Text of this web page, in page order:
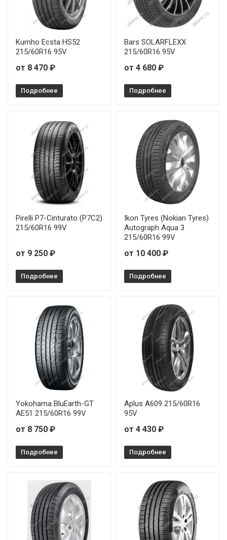
Kumho Ecsta HS52
215/60R16 95V
от 8 470 ₽
Подробнее
Bars SOLARFLEXX
215/60R16 95V
от 4 680 ₽
Подробнее
Pirelli P7-Cinturato (P7C2)
215/60R16 99V
от 9 250 ₽
Подробнее
Ikon Tyres (Nokian Tyres)
Autograph Aqua 3
215/60R16 99V
от 10 400 ₽
Подробнее
Yokohama BluEarth-GT
AE51 215/60R16 99V
от 8 750 ₽
Подробнее
Aplus A609 215/60R16
95V
от 4 430 ₽
Подробнее